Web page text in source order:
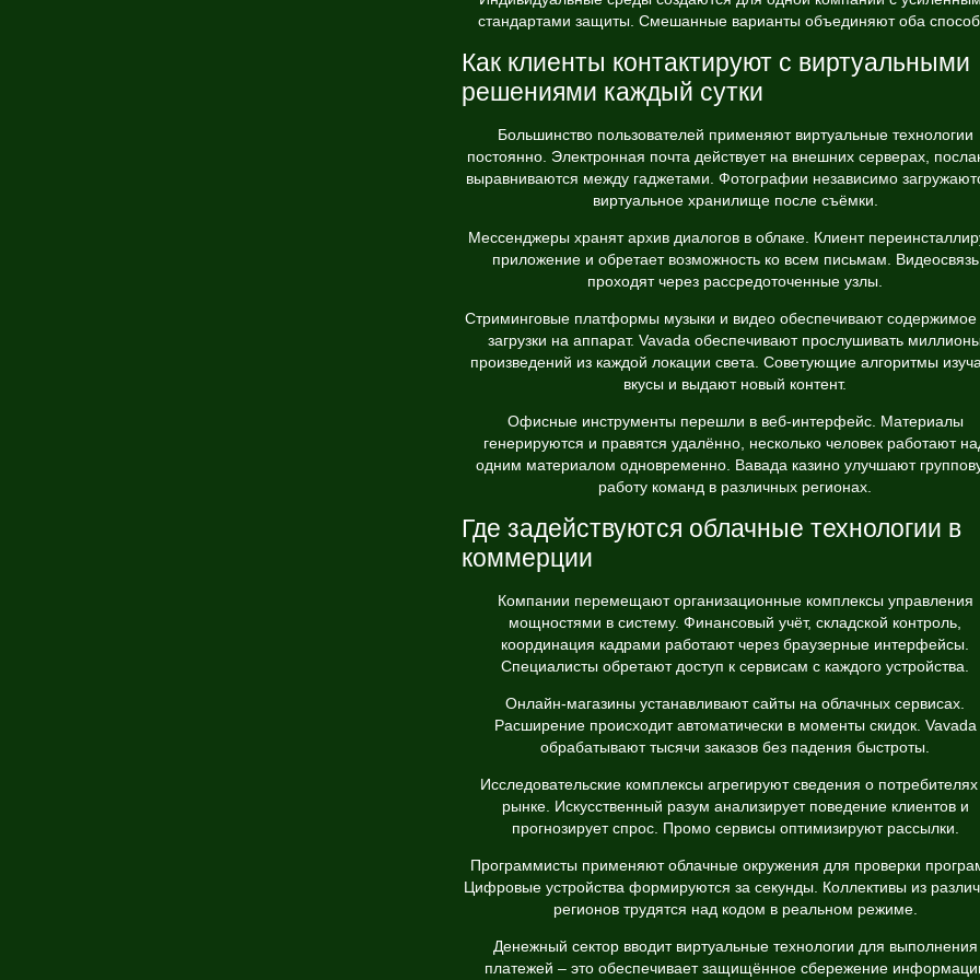
стандартами защиты. Смешанные варианты объединяют оба
Как клиенты контактируют с виртуальными
решениями каждый сутки
Большинство пользователей применяют виртуальные технологии
постоянно. Электронная почта действует на внешних серверах,
выравниваются между гаджетами. Фотографии независимо
виртуальное хранилище после съёмки.
Мессенджеры хранят архив диалогов в облаке. Клиент
приложение и обретает возможность ко всем письмам. Видеосвязь
проходят через рассредоточенные узлы.
Стриминговые платформы музыки и видео обеспечивают содержимое
загрузки на аппарат. Vavada обеспечивают прослушивать миллионы
произведений из каждой локации света. Советующие алгоритмы
вкусы и выдают новый контент.
Офисные инструменты перешли в веб-интерфейс. Материалы
генерируются и правятся удалённо, несколько человек работают
одним материалом одновременно. Вавада казино улучшают
работу команд в различных регионах.
Где задействуются облачные технологии в
коммерции
Компании перемещают организационные комплексы управления
мощностями в систему. Финансовый учёт, складской контроль,
координация кадрами работают через браузерные интерфейсы.
Специалисты обретают доступ к сервисам с каждого устройства.
Онлайн-магазины устанавливают сайты на облачных сервисах.
Расширение происходит автоматически в моменты скидок. Vavada
обрабатывают тысячи заказов без падения быстроты.
Исследовательские комплексы агрегируют сведения о
рынке. Искусственный разум анализирует поведение клиентов и
прогнозирует спрос. Промо сервисы оптимизируют рассылки.
Программисты применяют облачные окружения для проверки
Цифровые устройства формируются за секунды. Коллективы из
регионов трудятся над кодом в реальном режиме.
Денежный сектор вводит виртуальные технологии для выполнения
платежей – это обеспечивает защищённое сбережение